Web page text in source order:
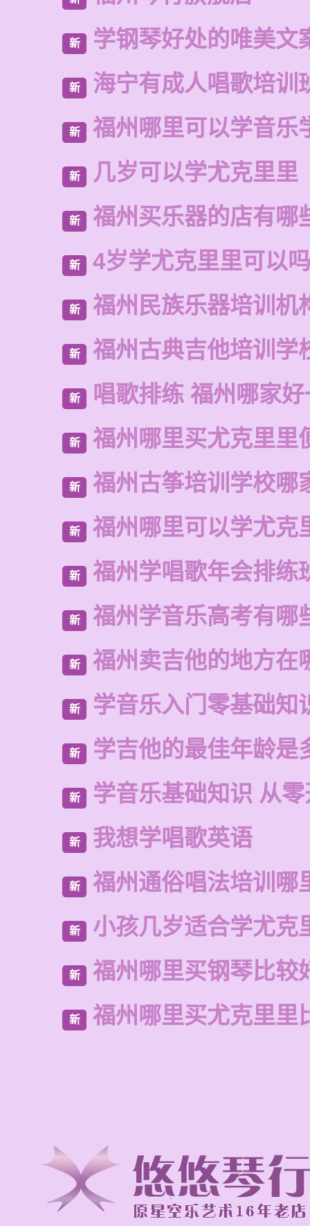
新 学钢琴好处的唯美文
新 海宁有成人唱歌培训
新 福州哪里可以学音乐
新 几岁可以学尤克里里
新 福州买乐器的店有哪
新 4岁学尤克里里可以吗
新 福州民族乐器培训机
新 福州古典吉他培训学
新 唱歌排练 福州哪家
新 福州哪里买尤克里里
新 福州古筝培训学校哪
新 福州哪里可以学尤克
新 福州学唱歌年会排练
新 福州学音乐高考有哪
新 福州卖吉他的地方在
新 学音乐入门零基础知
新 学吉他的最佳年龄是
新 学音乐基础知识 从
新 我想学唱歌英语
新 福州通俗唱法培训哪
新 小孩几岁适合学尤克
新 福州哪里买钢琴比较
新 福州哪里买尤克里里